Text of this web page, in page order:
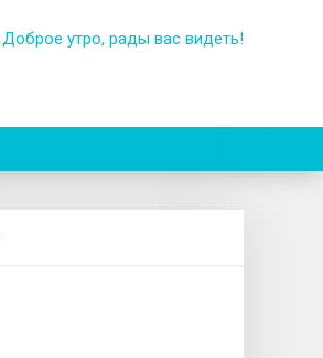
Доброе утро, рады вас видеть!